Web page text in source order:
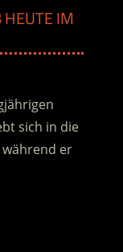
IM
sich in die
während er